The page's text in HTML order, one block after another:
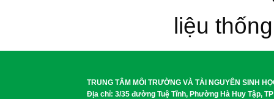
liệu
TRUNG TÂM MÔI TRƯỜNG VÀ TÀI NGUYÊN SINH
Địa chỉ: 3/35 đường Tuệ Tĩnh, Phường Hà Huy Tập,